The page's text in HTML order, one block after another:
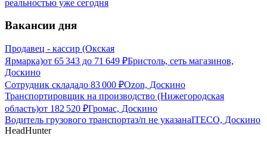
реальностью уже сегодня
Вакансии дня
Продавец - кассир (Окская
Ярмарка)от 65 343 до 71 649 ₽Бристоль, сеть магазинов,
Доскино
Сотрудник склададо 83 000 ₽Ozon, Доскино
Транспортировщик на производство (Нижегородская
область)от 182 520 ₽Громас, Доскино
Водитель грузового транспортаз/п не указанаITECO, Доскино
HeadHunter